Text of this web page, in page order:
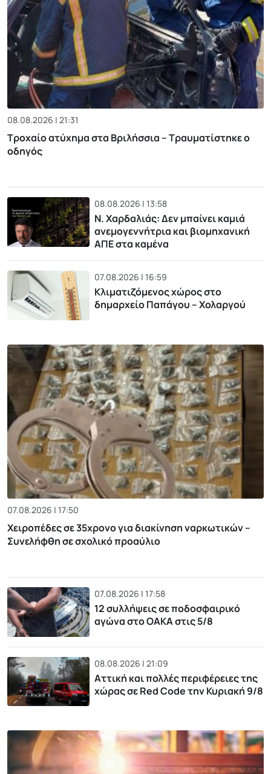
08.08.2026 | 21:31
Τροχαίο ατύχημα στα Βριλήσσια – Τραυματίστηκε ο
οδηγός
08.08.2026 | 13:58
Ν. Χαρδαλιάς: Δεν μπαίνει καμιά
ανεμογεννήτρια και βιομηχανική
ΑΠΕ στα καμένα
07.08.2026 | 16:59
Κλιματιζόμενος χώρος στο
δημαρχείο Παπάγου – Χολαργού
07.08.2026 | 17:50
Χειροπέδες σε 35χρονο για διακίνηση ναρκωτικών –
Συνελήφθη σε σχολικό προαύλιο
07.08.2026 | 17:58
12 συλλήψεις σε ποδοσφαιρικό
αγώνα στο ΟΑΚΑ στις 5/8
08.08.2026 | 21:09
Αττική και πολλές περιφέρειες της
χώρας σε Red Code την Κυριακή 9/8